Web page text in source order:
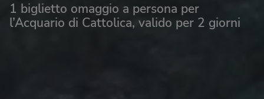
1 biglietto omaggio a persona per
l’Acquario di Cattolica, valido per 2 giorni